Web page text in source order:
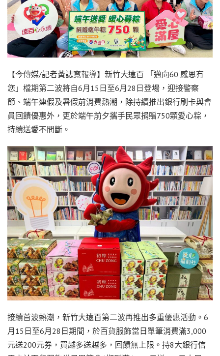
【今傳媒/記者黃誌寬報導】新竹大遠百 「邁向60 感恩有
您」檔期第二波將自6月15日至6月28日登場，迎接警察
節、端午連假及暑假前消費熱潮，除持續推出銀行刷卡與會
員回饋優惠外，更於端午前夕攜手民眾捐贈750顆愛心粽，
持續送愛不間斷。
接續首波熱潮，新竹大遠百第二波再推出多重優惠活動。6
月15日至6月28日期間，於百貨服飾當日單筆消費滿3,000
元送200元券，買越多送越多，回饋無上限。持8大銀行信